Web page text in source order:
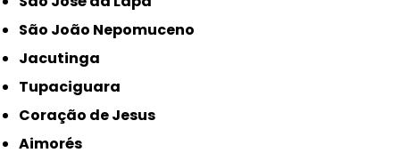
São João Nepomuceno
Jacutinga
Tupaciguara
Coração de Jesus
Aimorés